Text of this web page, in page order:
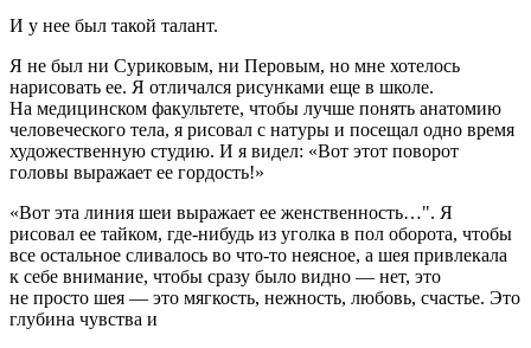
И у нее был такой талант.
Я не был ни Суриковым, ни Перовым, но мне хотелось
нарисовать ее. Я отличался рисунками еще в школе.
На медицинском факультете, чтобы лучше понять анатомию
человеческого тела, я рисовал с натуры и посещал одно время
художественную студию. И я видел: «Вот этот поворот
головы выражает ее гордость!»
«Вот эта линия шеи выражает ее женственность…". Я
рисовал ее тайком, где-нибудь из уголка в пол оборота, чтобы
все остальное сливалось во что-то неясное, а шея привлекала
к себе внимание, чтобы сразу было видно — нет, это
не просто шея — это мягкость, нежность, любовь, счастье. Это
глубина чувства и